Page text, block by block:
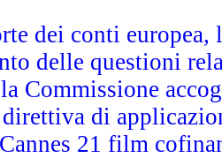
dei conti
delle questioni
Commissione
di
21 film